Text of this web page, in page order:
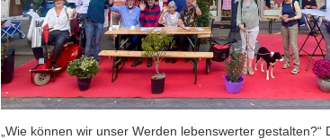
„Wie können wir unser Werden lebenswerter